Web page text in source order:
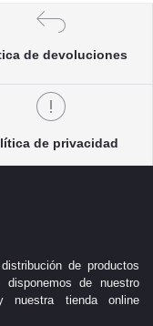
de devoluciones
de privacidad
de productos
de nuestro
tienda online